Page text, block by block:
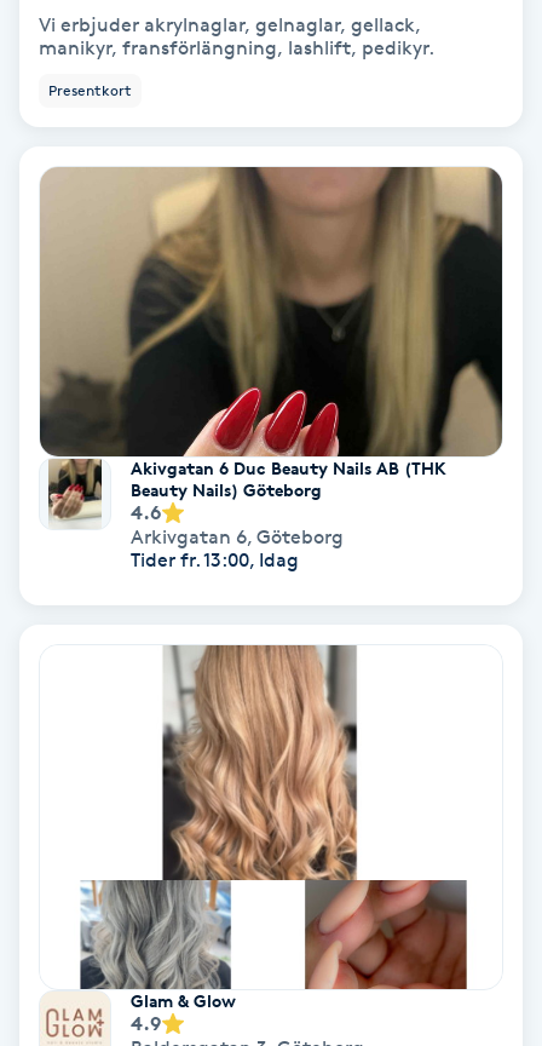
Cryoterapi
Diamantslipning
Enzympeeling
Extensions
Extensions borttagning
Fettreducering
Fibromassage
Fillers
Vi erbjuder akrylnaglar, gelnaglar, gellack,
manikyr, fransförlängning, lashlift, pedikyr.
Presentkort
Akivgatan 6 Duc Beauty Nails AB (THK
Beauty Nails) Göteborg
4.6
Arkivgatan 6, Göteborg
Tider fr. 13:00, Idag
Glam & Glow
4.9